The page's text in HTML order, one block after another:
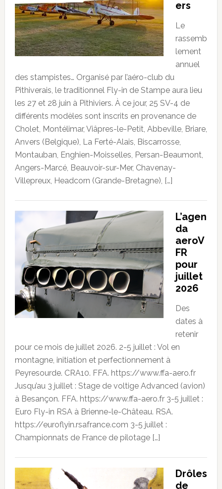
ers
Le
rassemb
lement
annuel
des stampistes… Organisé par l’aéro-club du
Pithiverais, le traditionnel Fly-in de Stampe aura lieu
les 27 et 28 juin à Pithiviers. À ce jour, 25 SV-4 de
différents modèles sont inscrits en provenance de
Cholet, Montélimar, Viâpres-le-Petit, Abbeville, Briare,
Anvers (Belgique), La Ferté-Alais, Biscarrosse,
Montauban, Enghien-Moisselles, Persan-Beaumont,
Angers-Marcé, Beauvoir-sur-Mer, Chavenay-
Villepreux, Headcorn (Grande-Bretagne), […]
L’agen
da
aeroV
FR
pour
juillet
2026
Des
dates à
retenir
pour ce mois de juillet 2026. 2-5 juillet : Vol en
montagne, initiation et perfectionnement à
Peyresourde. CRA10. FFA. https://www.ffa-aero.fr
Jusqu’au 3 juillet : Stage de voltige Advanced (avion)
à Besançon. FFA. https://www.ffa-aero.fr 3-5 juillet :
Euro Fly-in RSA à Brienne-le-Château. RSA.
https://euroflyin.rsafrance.com 3-5 juillet :
Championnats de France de pilotage […]
Drôles
de